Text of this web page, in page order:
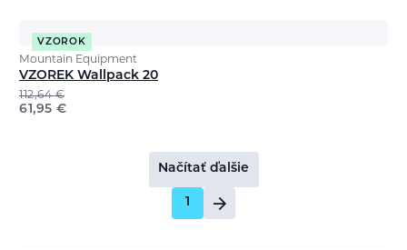
VZOROK
Mountain Equipment
VZOREK Wallpack 20
112,64€
61,95 €
Načítať ďalšie
1